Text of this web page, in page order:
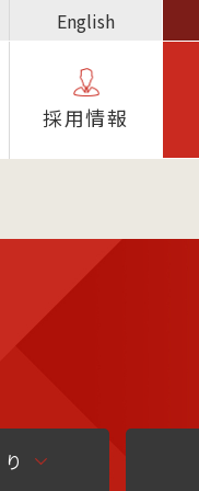
English
採⽤情報